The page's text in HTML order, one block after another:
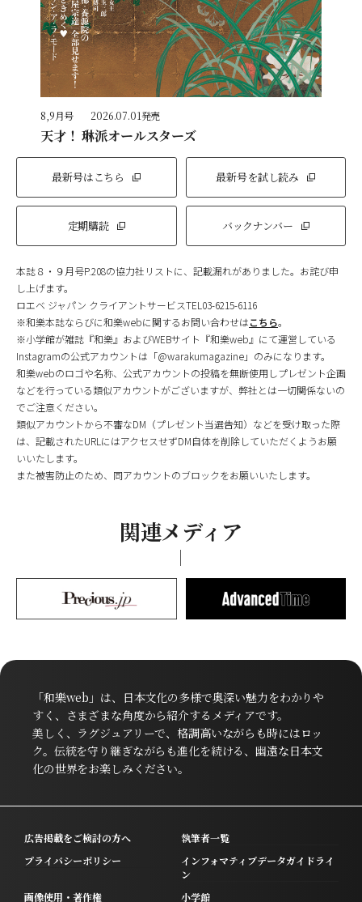
8,9月号 2026.07.01発売
天才！ 琳派オールスターズ
最新号はこちら 最新号を試し読み
定期購読 バックナンバー
本誌８・９月号P.208の協力社リストに、記載漏れがありました。お詫び申
し上げます。
ロエベ ジャパン クライアントサービスTEL03-6215-6116
※和樂本誌ならびに和樂webに関するお問い合わせはこちら。
※小学館が雑誌『和樂』およびWEBサイト『和樂web』にて運営している
Instagramの公式アカウントは「@warakumagazine」のみになります。
和樂webのロゴや名称、公式アカウントの投稿を無断使用しプレゼント企画
などを行っている類似アカウントがございますが、弊社とは一切関係ないの
でご注意ください。
類似アカウントから不審なDM（プレゼント当選告知）などを受け取った際
は、記載されたURLにはアクセスせずDM自体を削除していただくようお願
いいたします。
また被害防止のため、同アカウントのブロックをお願いいたします。
関連メディア
「和樂web」は、日本文化の多様で奥深い魅力をわかりや
すく、さまざまな角度から紹介するメディアです。
美しく、ラグジュアリーで、格調高いながらも時にはロッ
ク。伝統を守り継ぎながらも進化を続ける、幽遠な日本文
化の世界をお楽しみください。
広告掲載をご検討の方へ
執筆者一覧
プライバシーポリシー
インフォマティブデータガイドライ
ン
画像使用・著作権
小学館